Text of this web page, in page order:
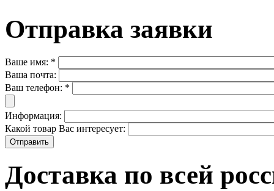
Отправка заявки
Ваше имя: *
Ваша почта:
Ваш телефон: *
Информация:
Какой товар Вас интересует:
Доставка по всей